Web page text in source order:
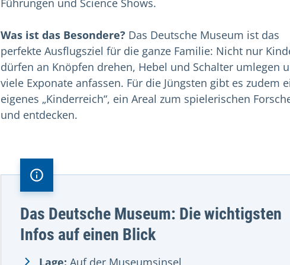
Führungen und Science Shows.
Was ist das Besondere? Das Deutsche Museum ist das
perfekte Ausflugsziel für die ganze Familie: Nicht nur
dürfen an Knöpfen drehen, Hebel und Schalter umlegen
viele Exponate anfassen. Für die Jüngsten gibt es zudem
eigenes „Kinderreich“, ein Areal zum spielerischen
und entdecken.
Das Deutsche Museum: Die wichtigsten
Infos auf einen Blick